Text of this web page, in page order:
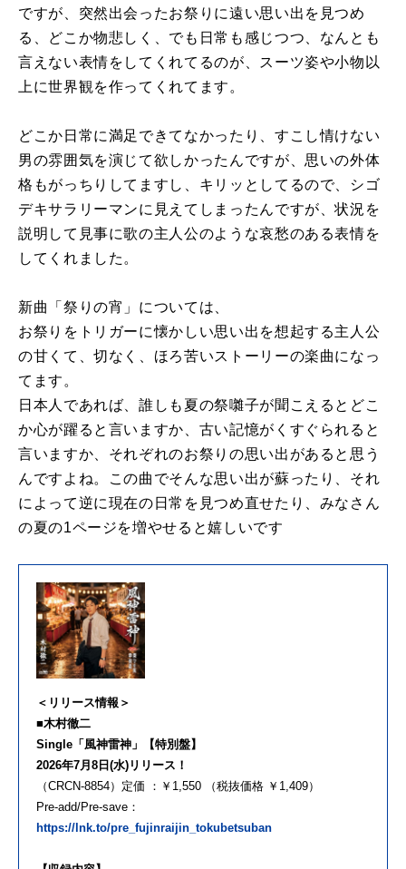
ですが、突然出会ったお祭りに遠い思い出を見つめ
る、どこか物悲しく、でも日常も感じつつ、なんとも
言えない表情をしてくれてるのが、スーツ姿や小物以
上に世界観を作ってくれてます。
どこか日常に満足できてなかったり、すこし情けない
男の雰囲気を演じて欲しかったんですが、思いの外体
格もがっちりしてますし、キリッとしてるので、シゴ
デキサラリーマンに見えてしまったんですが、状況を
説明して見事に歌の主人公のような哀愁のある表情を
してくれました。
新曲「祭りの宵」については、
お祭りをトリガーに懐かしい思い出を想起する主人公
の甘くて、切なく、ほろ苦いストーリーの楽曲になっ
てます。
日本人であれば、誰しも夏の祭囃子が聞こえるとどこ
か心が躍ると言いますか、古い記憶がくすぐられると
言いますか、それぞれのお祭りの思い出があると思う
んですよね。この曲でそんな思い出が蘇ったり、それ
によって逆に現在の日常を見つめ直せたり、みなさん
の夏の1ページを増やせると嬉しいです
＜リリース情報＞
■木村徹二
Single「風神雷神」【特別盤】
2026年7月8日(水)リリース！
（CRCN-8854）定価 ：￥1,550 （税抜価格 ￥1,409）
Pre-add/Pre-save：
https://lnk.to/pre_fujinraijin_tokubetsuban